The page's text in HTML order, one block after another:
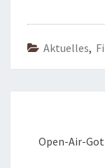
Aktuelles,
Open-Air-